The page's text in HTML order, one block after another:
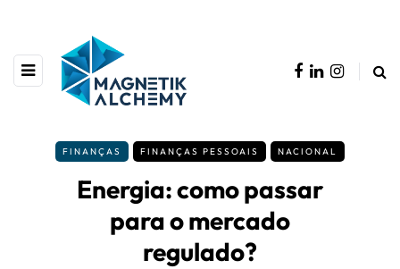
FINANÇAS FINANÇAS PESSOAIS NACIONAL
Energia: como passar
para o mercado
regulado?